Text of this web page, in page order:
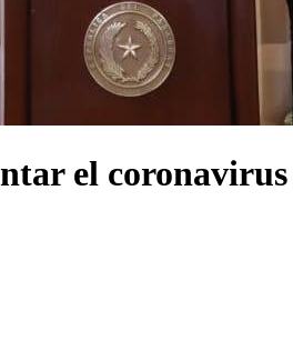
el coronavirus